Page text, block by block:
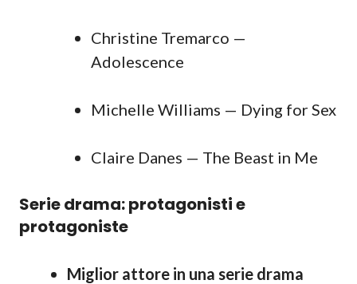
Christine Tremarco —
Adolescence
Michelle Williams — Dying for Sex
Claire Danes — The Beast in Me
Serie drama: protagonisti e
protagoniste
Miglior attore in una serie drama